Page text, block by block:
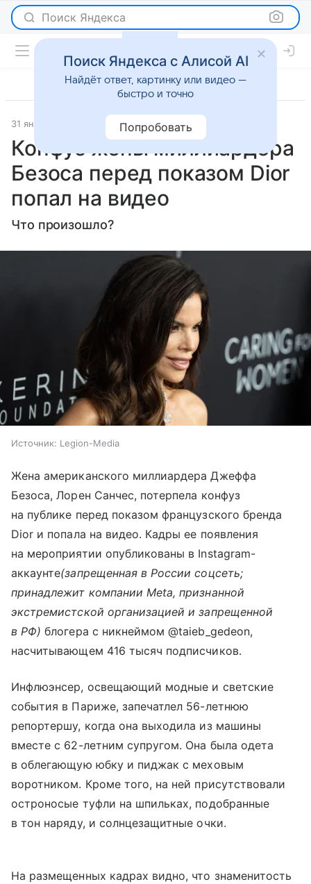
Поиск Яндекса
31 января 2026 Lenta.Ru Светская жизнь
Конфуз жены миллиардера
Безоса перед показом Dior
попал на видео
Что произошло?
Источник: Legion-Media
Жена американского миллиардера Джеффа
Безоса, Лорен Санчес, потерпела конфуз
на публике перед показом французского бренда
Dior и попала на видео. Кадры ее появления
на мероприятии опубликованы в Instagram-
аккаунте(запрещенная в России соцсеть;
принадлежит компании Meta, признанной
экстремистской организацией и запрещенной
в РФ)блогера с никнеймом @taieb_gedeon,
насчитывающем 416 тысяч подписчиков.
Инфлюэнсер, освещающий модные и светские
события в Париже, запечатлел 56-летнюю
репортершу, когда она выходила из машины
вместе с 62-летним супругом. Она была одета
в облегающую юбку и пиджак с меховым
воротником. Кроме того, на ней присутствовали
остроносые туфли на шпильках, подобранные
в тон наряду, и солнцезащитные очки.
На размещенных кадрах видно, что знаменитость
Поиск Яндекса с Алисой AI
Найдёт ответ, картинку или видео —
быстро и точно
Попробовать